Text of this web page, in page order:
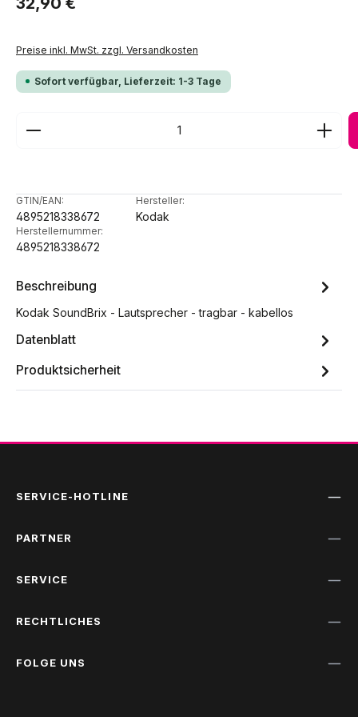
Preise inkl. MwSt. zzgl. Versandkosten
Sofort verfügbar, Lieferzeit: 1-3 Tage
Produkt Anzahl: Gib den gewünschten Wert ein
GTIN/EAN:
4895218338672
Hersteller:
Kodak
Herstellernummer:
4895218338672
Beschreibung
Kodak SoundBrix - Lautsprecher - tragbar - kabellos
Datenblatt
Produktsicherheit
SERVICE-HOTLINE
PARTNER
SERVICE
RECHTLICHES
FOLGE UNS